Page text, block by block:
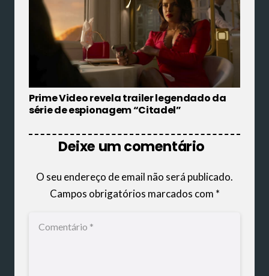
Prime Video revela trailer legendado da
série de espionagem “Citadel”
Deixe um comentário
O seu endereço de email não será publicado.
Campos obrigatórios marcados com *